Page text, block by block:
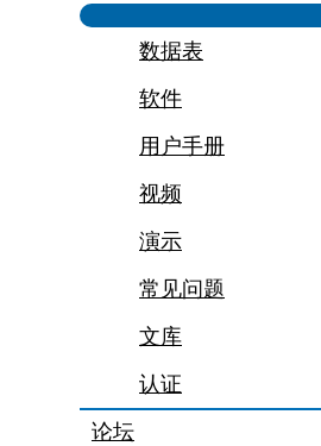
数据表
软件
用户手册
视频
演示
常见问题
文库
认证
论坛